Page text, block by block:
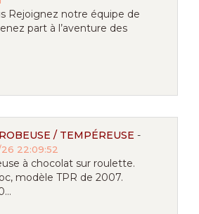
Rejoignez notre équipe de
part à l’aventure des
/ TEMPÉREUSE -
22:09:52
à chocolat sur roulette.
modèle TPR de 2007.